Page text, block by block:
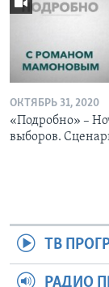
ОКТЯБРЬ 31, 2020
«Подробно» –
выборов.
ТВ
РАДИО